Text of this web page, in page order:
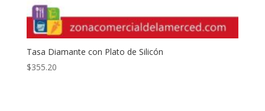
Tasa Diamante con Plato de Silicón
$355.20